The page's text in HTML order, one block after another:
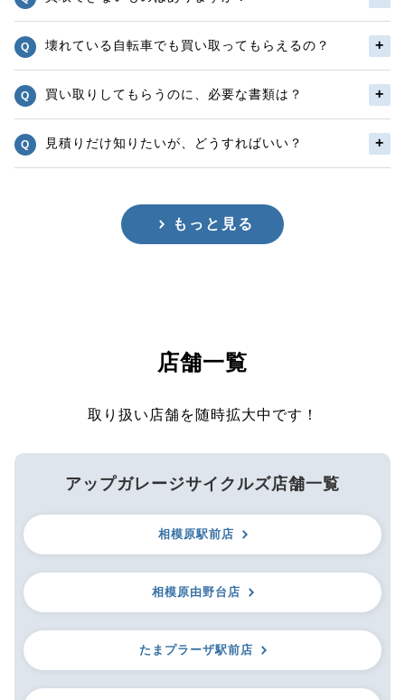
壊れている自転車でも買い取ってもらえるの？
買い取りしてもらうのに、必要な書類は？
見積りだけ知りたいが、どうすればいい？
もっと見る
店舗一覧
取り扱い店舗を随時拡大中です！
アップガレージサイクルズ店舗一覧
相模原駅前店
相模原由野台店
たまプラーザ駅前店